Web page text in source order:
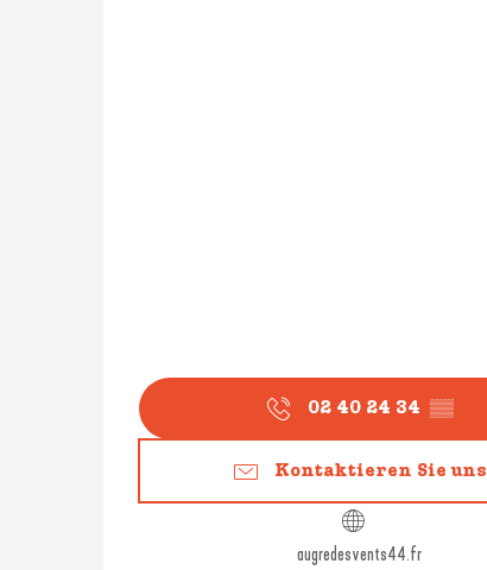
02 40 24 34 ▒▒
Kontaktieren Sie uns
augredesvents44.fr